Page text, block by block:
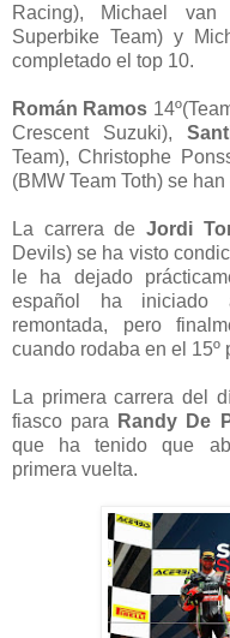
Racing), Michael
Superbike Team) y
completado el top 10.
Román Ramos
Crescent Suzuki),
Team), Christophe
(BMW Team Toth) se
La carrera de Jordi
Devils) se ha visto
le ha dejado
español ha iniciado
remontada, pero
cuando rodaba en el 15º
La primera carrera del
fiasco para
Randy De
que ha tenido que
primera vuelta.